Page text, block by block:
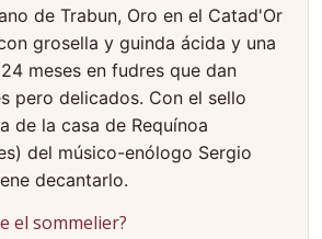
de Trabun, Oro en el Catad'Or
grosella y guinda ácida y una
meses en fudres que dan
pero delicados. Con el sello
de la casa de Requínoa
del músico-enólogo Sergio
decantarlo.
el sommelier?